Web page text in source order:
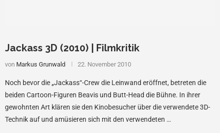
Jackass 3D (2010) | Filmkritik
von Markus Grunwald 22. November 2010
Noch bevor die „Jackass“-Crew die Leinwand eröffnet, betreten die
beiden Cartoon-Figuren Beavis und Butt-Head die Bühne. In ihrer
gewohnten Art klären sie den Kinobesucher über die verwendete 3D-
Technik auf und amüsieren sich mit den verwendeten …